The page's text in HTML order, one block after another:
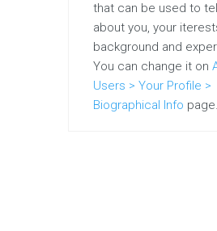
that can be used to
about you, your
background and
You can change it on
Users > Your Profile >
Biographical Info